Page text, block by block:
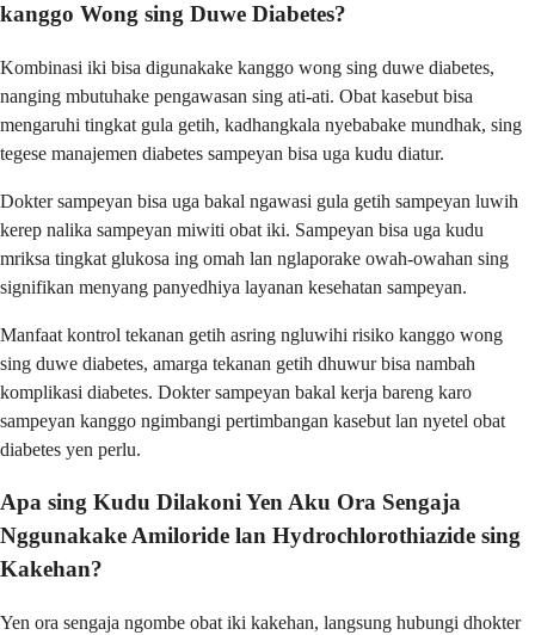
kanggo Wong sing Duwe Diabetes?
Kombinasi iki bisa digunakake kanggo wong sing duwe diabetes,
nanging mbutuhake pengawasan sing ati-ati. Obat kasebut bisa
mengaruhi tingkat gula getih, kadhangkala nyebabake mundhak, sing
tegese manajemen diabetes sampeyan bisa uga kudu diatur.
Dokter sampeyan bisa uga bakal ngawasi gula getih sampeyan luwih
kerep nalika sampeyan miwiti obat iki. Sampeyan bisa uga kudu
mriksa tingkat glukosa ing omah lan nglaporake owah-owahan sing
signifikan menyang panyedhiya layanan kesehatan sampeyan.
Manfaat kontrol tekanan getih asring ngluwihi risiko kanggo wong
sing duwe diabetes, amarga tekanan getih dhuwur bisa nambah
komplikasi diabetes. Dokter sampeyan bakal kerja bareng karo
sampeyan kanggo ngimbangi pertimbangan kasebut lan nyetel obat
diabetes yen perlu.
Apa sing Kudu Dilakoni Yen Aku Ora Sengaja
Nggunakake Amiloride lan Hydrochlorothiazide sing
Kakehan?
Yen ora sengaja ngombe obat iki kakehan, langsung hubungi dhokter